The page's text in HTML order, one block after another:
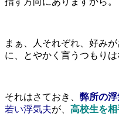
まぁ、人それぞれ、好み
に、とやかく言うつもりは
それはさておき、 弊所の
若い浮気夫が、 高校生を